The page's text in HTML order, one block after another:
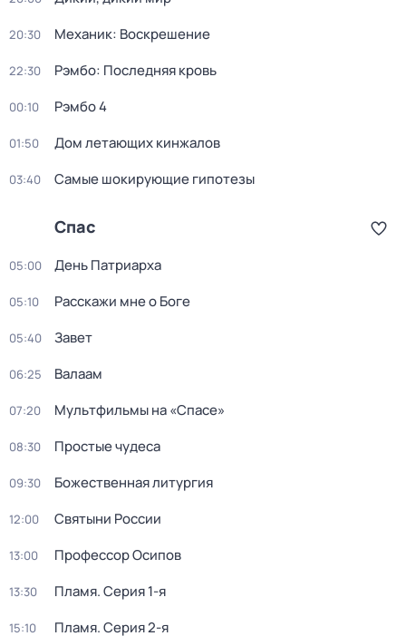
20:30 Механик: Воскрешение
22:30 Рэмбо: Последняя кровь
00:10 Рэмбо 4
01:50 Дом летающих кинжалов
03:40 Самые шoкиpующие гипотезы
Спас
05:00 День Патриарха
05:10 Расскажи мне о Боге
05:40 Завет
06:25 Валаам
07:20 Мультфильмы на «Спасе»
08:30 Простые чудеса
09:30 Божественная литургия
12:00 Святыни России
13:00 Профессор Осипов
13:30 Пламя. Серия 1-я
15:10 Пламя. Серия 2-я